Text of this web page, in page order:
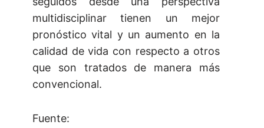
multidisciplinar tienen un mejor
pronóstico vital y un aumento en la
calidad de vida con respecto a otros
que son tratados de manera más
convencional.
Fuente: